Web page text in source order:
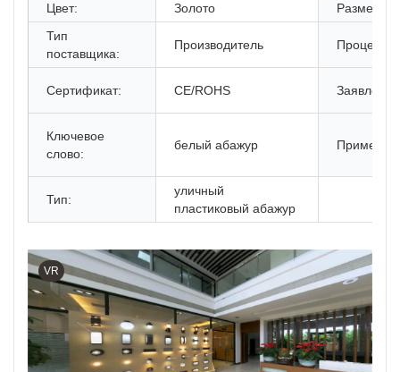
Цвет: Золото
Размер:
Тип
поставщика:
Производитель
Сертификат: CE/ROHS
Ключевое
слово:
белый абажур
Тип:
уличный
пластиковый абажур
VR